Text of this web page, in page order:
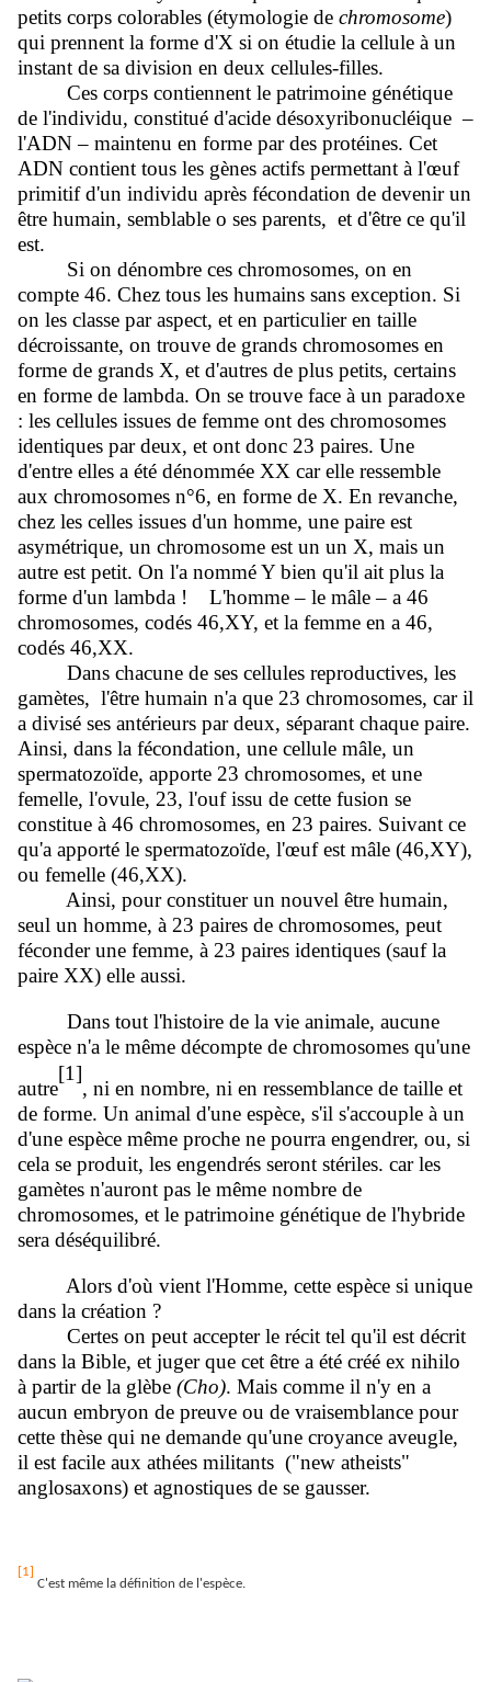
petits corps colorables (étymologie de chromosome)
qui prennent la forme d'X si on étudie la cellule à un
instant de sa division en deux cellules-filles.
Ces corps contiennent le patrimoine génétique
de l'individu, constitué d'acide désoxyribonucléique –
l'ADN – maintenu en forme par des protéines. Cet
ADN contient tous les gènes actifs permettant à l'œuf
primitif d'un individu après fécondation de devenir un
être humain, semblable o ses parents, et d'être ce qu'il
est.
Si on dénombre ces chromosomes, on en
compte 46. Chez tous les humains sans exception. Si
on les classe par aspect, et en particulier en taille
décroissante, on trouve de grands chromosomes en
forme de grands X, et d'autres de plus petits, certains
en forme de lambda. On se trouve face à un paradoxe
: les cellules issues de femme ont des chromosomes
identiques par deux, et ont donc 23 paires. Une
d'entre elles a été dénommée XX car elle ressemble
aux chromosomes n°6, en forme de X. En revanche,
chez les celles issues d'un homme, une paire est
asymétrique, un chromosome est un un X, mais un
autre est petit. On l'a nommé Y bien qu'il ait plus la
forme d'un lambda ! L'homme – le mâle – a 46
chromosomes, codés 46,XY, et la femme en a 46,
codés 46,XX.
Dans chacune de ses cellules reproductives, les
gamètes, l'être humain n'a que 23 chromosomes, car il
a divisé ses antérieurs par deux, séparant chaque paire.
Ainsi, dans la fécondation, une cellule mâle, un
spermatozoïde, apporte 23 chromosomes, et une
femelle, l'ovule, 23, l'ouf issu de cette fusion se
constitue à 46 chromosomes, en 23 paires. Suivant ce
qu'a apporté le spermatozoïde, l'œuf est mâle (46,XY),
ou femelle (46,XX).
Ainsi, pour constituer un nouvel être humain,
seul un homme, à 23 paires de chromosomes, peut
féconder une femme, à 23 paires identiques (sauf la
paire XX) elle aussi.
Dans tout l'histoire de la vie animale, aucune
espèce n'a le même décompte de chromosomes qu'une
autre
[1]
, ni en nombre, ni en ressemblance de taille et
de forme. Un animal d'une espèce, s'il s'accouple à un
d'une espèce même proche ne pourra engendrer, ou, si
cela se produit, les engendrés seront stériles. car les
gamètes n'auront pas le même nombre de
chromosomes, et le patrimoine génétique de l'hybride
sera déséquilibré.
Alors d'où vient l'Homme, cette espèce si unique
dans la création ?
Certes on peut accepter le récit tel qu'il est décrit
dans la Bible, et juger que cet être a été créé ex nihilo
à partir de la glèbe (Cho). Mais comme il n'y en a
aucun embryon de preuve ou de vraisemblance pour
cette thèse qui ne demande qu'une croyance aveugle,
il est facile aux athées militants ("new atheists"
anglosaxons) et agnostiques de se gausser.
[1]
C'est même la définition de l'espèce.